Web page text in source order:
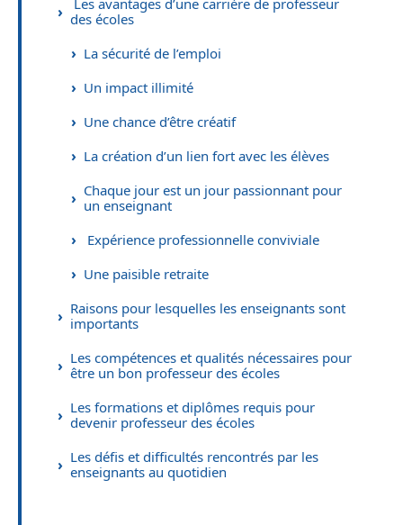
des écoles
La sécurité de l’emploi
Un impact illimité
Une chance d’être créatif
La création d’un lien fort avec les élèves
Chaque jour est un jour passionnant pour
un enseignant
Expérience professionnelle conviviale
Une paisible retraite
Raisons pour lesquelles les enseignants sont
importants
Les compétences et qualités nécessaires pour
être un bon professeur des écoles
Les formations et diplômes requis pour
devenir professeur des écoles
Les défis et difficultés rencontrés par les
enseignants au quotidien